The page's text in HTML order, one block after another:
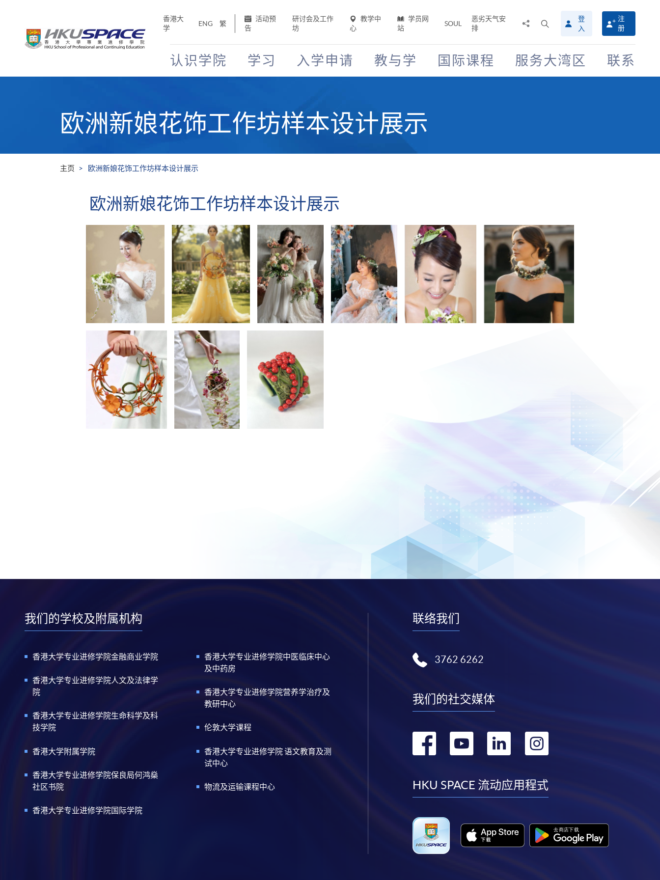
香港大
学
ENG 繁
活动预
告
研讨会及工作
坊
教学中
心
学员网
站
SOUL
恶劣天气安
排
搜
寻
介
面
登
入
注
册
认识学院 学习 入学申请 教与学 国际课程 服务大湾区 联系
欧洲新娘花饰工作坊样本设计展示
主页 欧洲新娘花饰工作坊样本设计展示
欧洲新娘花饰工作坊样本设计展示
我们的学校及附属机构
香港大学专业进修学院金融商业学院
香港大学专业进修学院人文及法律学
院
香港大学专业进修学院生命科学及科
技学院
香港大学附属学院
香港大学专业进修学院保良局何鸿燊
社区书院
香港大学专业进修学院国际学院
香港大学专业进修学院中医临床中心
及中药房
香港大学专业进修学院营养学治疗及
教研中心
伦敦大学课程
香港大学专业进修学院 语文教育及测
试中心
物流及运输课程中心
联络我们
3762 6262
我们的社交媒体
转
facebook
转
youtube
转
linkedin
转
instagram
HKU SPACE 流动应用程式